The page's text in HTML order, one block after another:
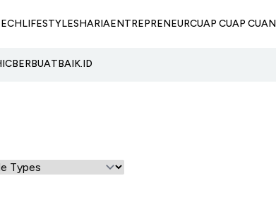
LIFESTYLESHARIAENTREPRENEURCUAP CUAP CUAN
BERBUATBAIK.ID